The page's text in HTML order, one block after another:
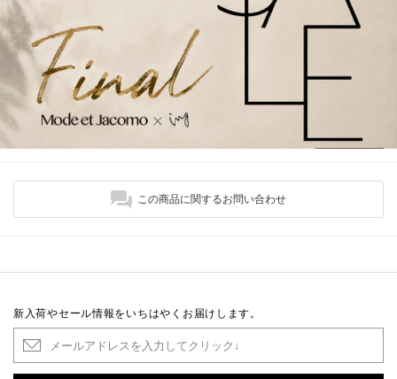
この商品に関するお問い合わせ
新入荷やセール情報をいちはやくお届けします。